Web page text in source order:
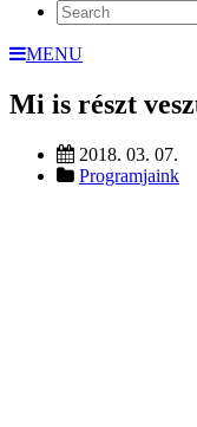
MENU
Mi is részt
2018. 03. 07.
Programjaink